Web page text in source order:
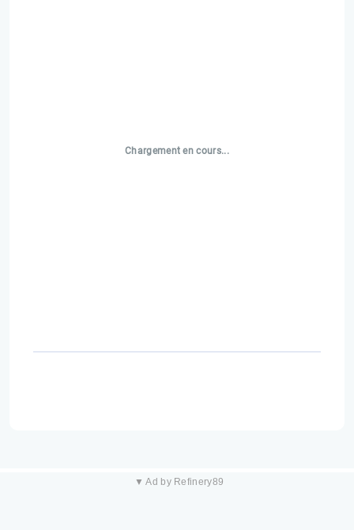
Chargement en cours...
▼ Ad by Refinery89